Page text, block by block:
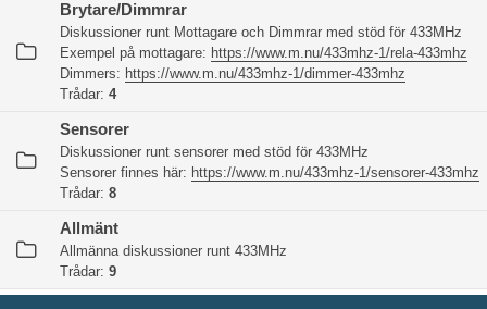
Brytare/Dimmrar
Diskussioner runt Mottagare och Dimmrar med stöd för 433MHz
Exempel på mottagare: https://www.m.nu/433mhz-1/rela-433mhz
Dimmers: https://www.m.nu/433mhz-1/dimmer-433mhz
Trådar: 4
Sensorer
Diskussioner runt sensorer med stöd för 433MHz
Sensorer finnes här: https://www.m.nu/433mhz-1/sensorer-433mhz
Trådar: 8
Allmänt
Allmänna diskussioner runt 433MHz
Trådar: 9